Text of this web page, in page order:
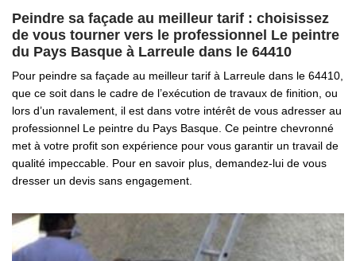
Peindre sa façade au meilleur tarif : choisissez
de vous tourner vers le professionnel Le peintre
du Pays Basque à Larreule dans le 64410
Pour peindre sa façade au meilleur tarif à Larreule dans le 64410,
que ce soit dans le cadre de l’exécution de travaux de finition, ou
lors d’un ravalement, il est dans votre intérêt de vous adresser au
professionnel Le peintre du Pays Basque. Ce peintre chevronné
met à votre profit son expérience pour vous garantir un travail de
qualité impeccable. Pour en savoir plus, demandez-lui de vous
dresser un devis sans engagement.